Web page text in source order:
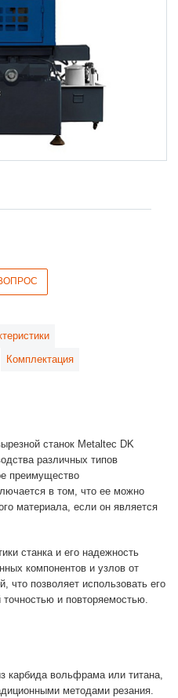
Комплектация
станок Metaltec DK
различных типов
преимущество
в том, что ее можно
материала, если он является
станка и его надежность
компонентов и узлов от
что позволяет использовать его
и повторяемостью.
карбида вольфрама или титана,
методами резания.